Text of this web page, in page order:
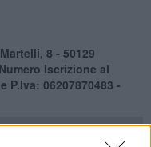
8 - 50129
Iscrizione al
P.Iva: 06207870483 -